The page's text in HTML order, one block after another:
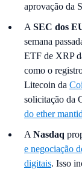
aprovação da
A SEC dos
semana
ETF de XRP
como o
Litecoin da
solicitação da
do ether
A Nasdaq
e negociação
digitais. Isso